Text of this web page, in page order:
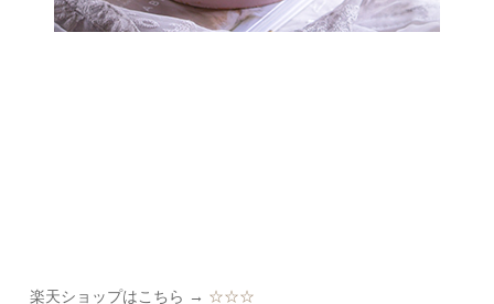
楽天ショップはこちら → ☆☆☆